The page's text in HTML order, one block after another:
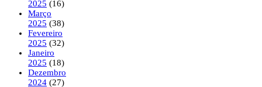
2025 (16)
Março
2025 (38)
Fevereiro
2025 (32)
Janeiro
2025 (18)
Dezembro
2024 (27)